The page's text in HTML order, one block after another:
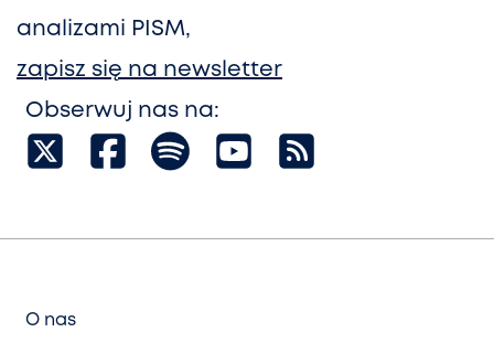
analizami PISM,
zapisz się na newsletter
Obserwuj nas na:
O nas